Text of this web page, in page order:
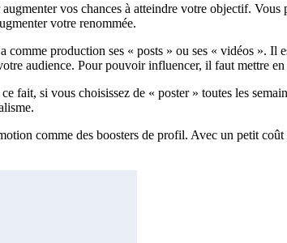
vos chances à atteindre votre objectif. Vous
votre renommée.
production ses « posts » ou ses « vidéos ». Il
audience. Pour pouvoir influencer, il faut mettre
fait, si vous choisissez de « poster » toutes les
comme des boosters de profil. Avec un petit